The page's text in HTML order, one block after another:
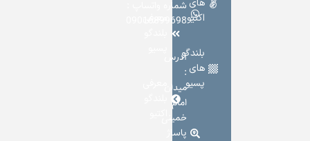
های
اکتیو
بلندگو
های
پسیو
شماره واتساپ :
09016899698
آدرس
:
میدان
امام
خمینی
پاساژ